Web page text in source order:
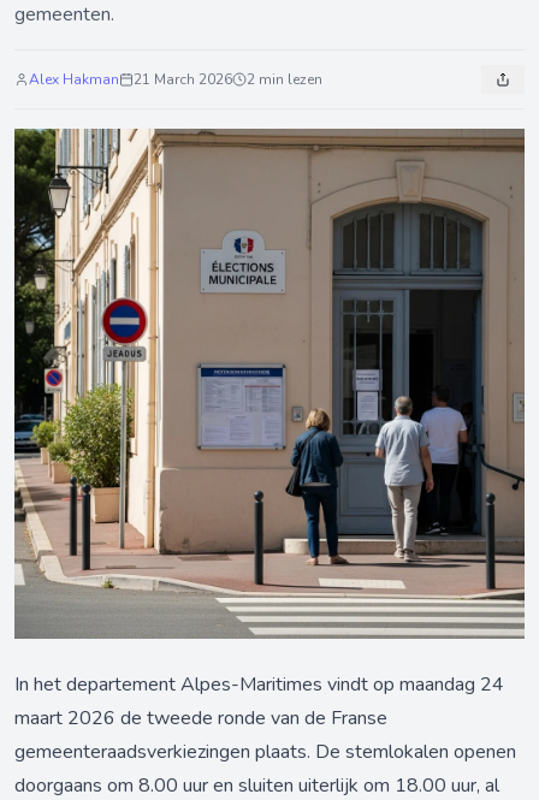
gemeenten.
Alex Hakman 21 March 2026 2 min lezen
In het departement Alpes-Maritimes vindt op maandag 24
maart 2026 de tweede ronde van de Franse
gemeenteraadsverkiezingen plaats. De stemlokalen openen
doorgaans om 8.00 uur en sluiten uiterlijk om 18.00 uur, al